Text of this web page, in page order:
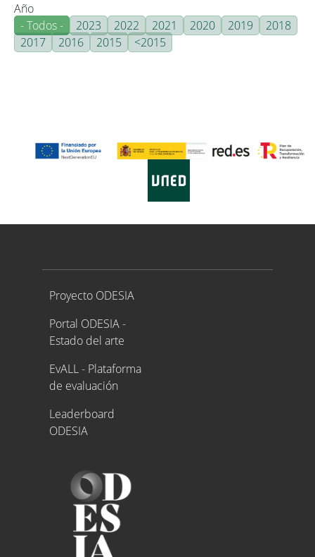
Año
- Todos -
2023 2022 2021 2020 2019
2018
2017
2016 2015 <2015
Proyecto ODESIA
Proyecto ODESIA
Portal ODESIA -
Estado del arte
EvALL - Plataforma
de evaluación
Leaderboard
ODESIA